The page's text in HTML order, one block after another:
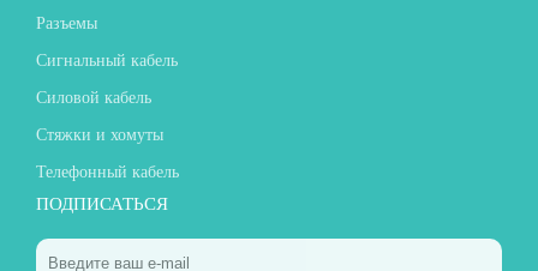
Разъемы
Сигнальный кабель
Силовой кабель
Стяжки и хомуты
Телефонный кабель
ПОДПИСАТЬСЯ